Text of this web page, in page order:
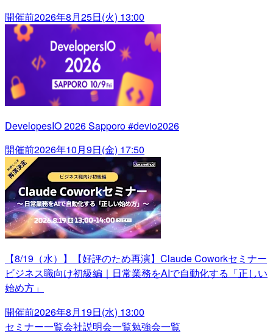
開催前2026年8月25日(火) 13:00
DevelopesIO 2026 Sapporo #devio2026
開催前2026年10月9日(金) 17:50
【8/19（水）】【好評のため再演】Claude Coworkセミナー
ビジネス職向け初級編｜日常業務をAIで自動化する「正しい
始め方」
開催前2026年8月19日(水) 13:00
セミナー一覧会社説明会一覧勉強会一覧